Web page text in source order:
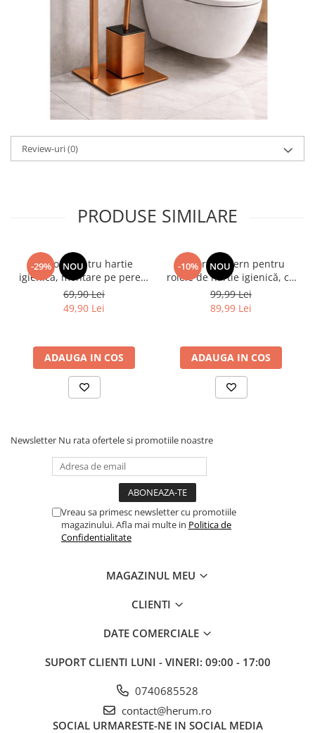
Review-uri(0)
PRODUSE SIMILARE
-29% NOU
Suport pentru hartie
igienica, montare pe perete
cu adeziv sau suruburi, cu
spatiu pentru rola de
rezerva, o polita din lemn,
69,90 Lei
49,90 Lei
ADAUGA IN COS
-10% NOU
Suport modern pentru
rolele de hârtie igienică, cu
tavă pentru accesorii,
Negru, 72 cm
99,99 Lei
89,99 Lei
ADAUGA IN COS
Newsletter Nu rata ofertele si promotiile noastre
Vreau sa primesc newsletter cu promotiile
magazinului. Afla mai multe in Politica de
Confidentialitate
MAGAZINUL MEU
CLIENTI
DATE COMERCIALE
SUPORT CLIENTI LUNI - VINERI: 09:00 - 17:00
0740685528
contact@herum.ro
SOCIAL URMARESTE-NE IN SOCIAL MEDIA